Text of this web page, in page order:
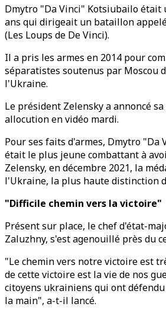
Dmytro "Da Vinci" Kotsiubailo était
ans qui dirigeait un bataillon
(Les Loups de De Vinci).
Il a pris les armes en 2014 pour
séparatistes soutenus par Moscou
l'Ukraine.
Le président Zelensky a annoncé
allocution en vidéo mardi.
Pour ses faits d'armes, Dmytro "Da
était le plus jeune combattant à
Zelensky, en décembre 2021, la
l'Ukraine, la plus haute distinction
"Difficile chemin vers la victoire"
Présent sur place, le chef d'état-
Zaluzhny, s'est agenouillé près du
"Le chemin vers notre victoire est
de cette victoire est la vie de nos
citoyens ukrainiens qui ont
la main", a-t-il lancé.